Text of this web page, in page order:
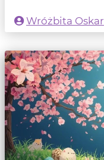
Wróżbita Oskar